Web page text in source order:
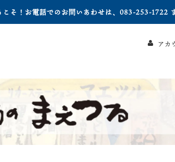
そ！お電話でのお問いあわせは、083-253-1722
アカ